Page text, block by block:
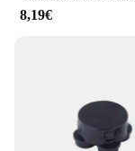
8,19€